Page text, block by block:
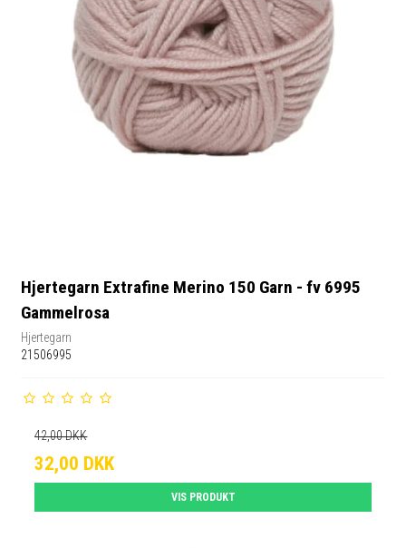
Hjertegarn Extrafine Merino 150 Garn - fv 6995
Gammelrosa
Hjertegarn
21506995
42,00 DKK
32,00 DKK
VIS PRODUKT